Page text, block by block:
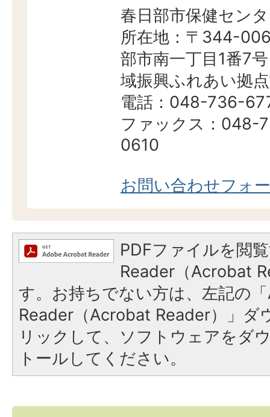
春日部市保健セン
所在地：〒344-
部市南一丁目1番7
域振興ふれあい拠
電話：048-736-
ファックス：048-
0610
お問い合わせフォ
PDFファイルを閲
Reader（Acrobat
す。お持ちでない方は、左記の
Reader（Acrobat Reader）」ダ
リックして、ソフトウェアをダ
トールしてください。